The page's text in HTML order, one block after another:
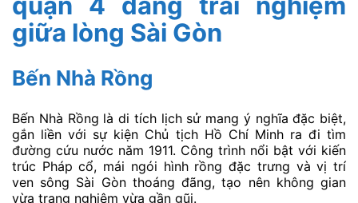
giữa lòng Sài Gòn
Bến Nhà Rồng
Bến Nhà Rồng là di tích lịch sử mang ý nghĩa đặc biệt,
gắn liền với sự kiện Chủ tịch Hồ Chí Minh ra đi tìm
đường cứu nước năm 1911. Công trình nổi bật với kiến
trúc Pháp cổ, mái ngói hình rồng đặc trưng và vị trí
ven sông Sài Gòn thoáng đãng, tạo nên không gian
vừa trang nghiêm vừa gần gũi.